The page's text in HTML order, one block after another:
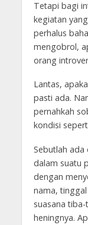
Tetapi bagi
kegiatan yang
perhalus
mengobrol,
orang
Lantas,
pasti ada.
pernahkah
kondisi
Sebutlah ada
dalam suatu
dengan
nama,
suasana
heningnya.